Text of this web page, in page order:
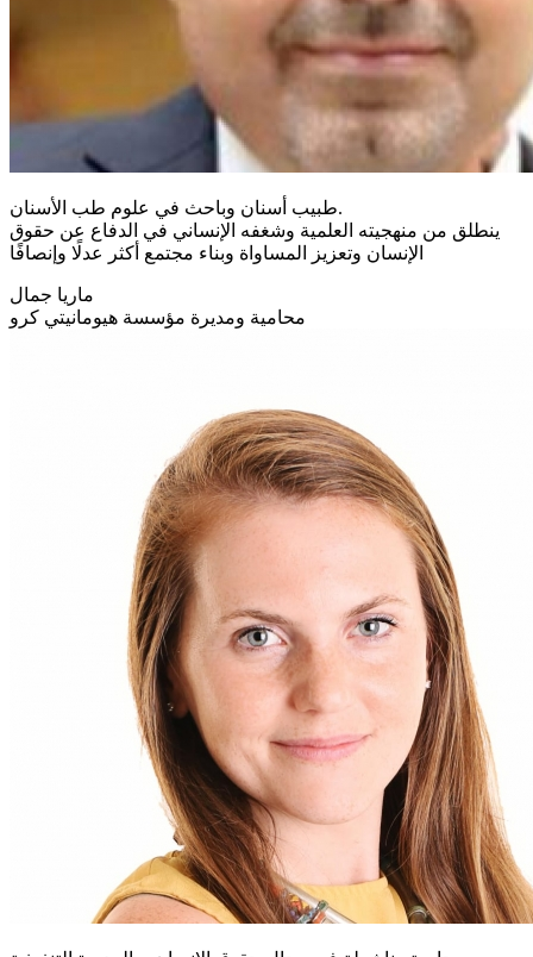
طبيب أسنان وباحث في علوم طب الأسنان.
ينطلق من منهجيته العلمية وشغفه الإنساني في الدفاع عن حقوق
الإنسان وتعزيز المساواة وبناء مجتمع أكثر عدلًا وإنصافًا
ماريا جمال
محامية ومديرة مؤسسة هيومانيتي كرو